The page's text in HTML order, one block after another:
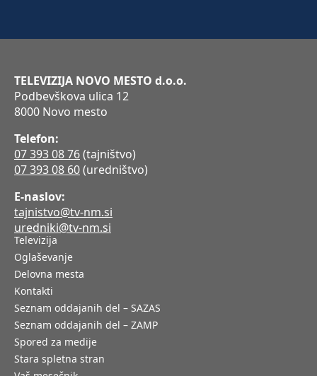
TELEVIZIJA NOVO MESTO d.o.o.
Podbevškova ulica 12
8000 Novo mesto
Telefon:
07 393 08 76(tajništvo)
07 393 08 60(uredništvo)
E-naslov:
tajnistvo@tv-nm.si
uredniki@tv-nm.si
Televizija
Oglaševanje
Delovna mesta
Kontakti
Seznam oddajanih del – SAZAS
Seznam oddajanih del – ZAMP
Spored za medije
Stara spletna stran